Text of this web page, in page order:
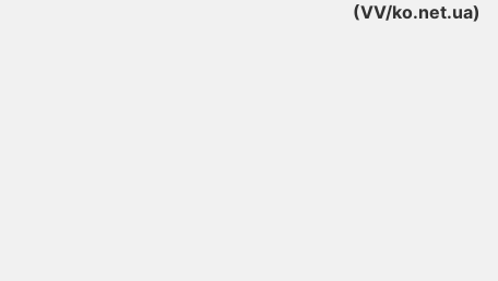
(VV/ko.net.ua)